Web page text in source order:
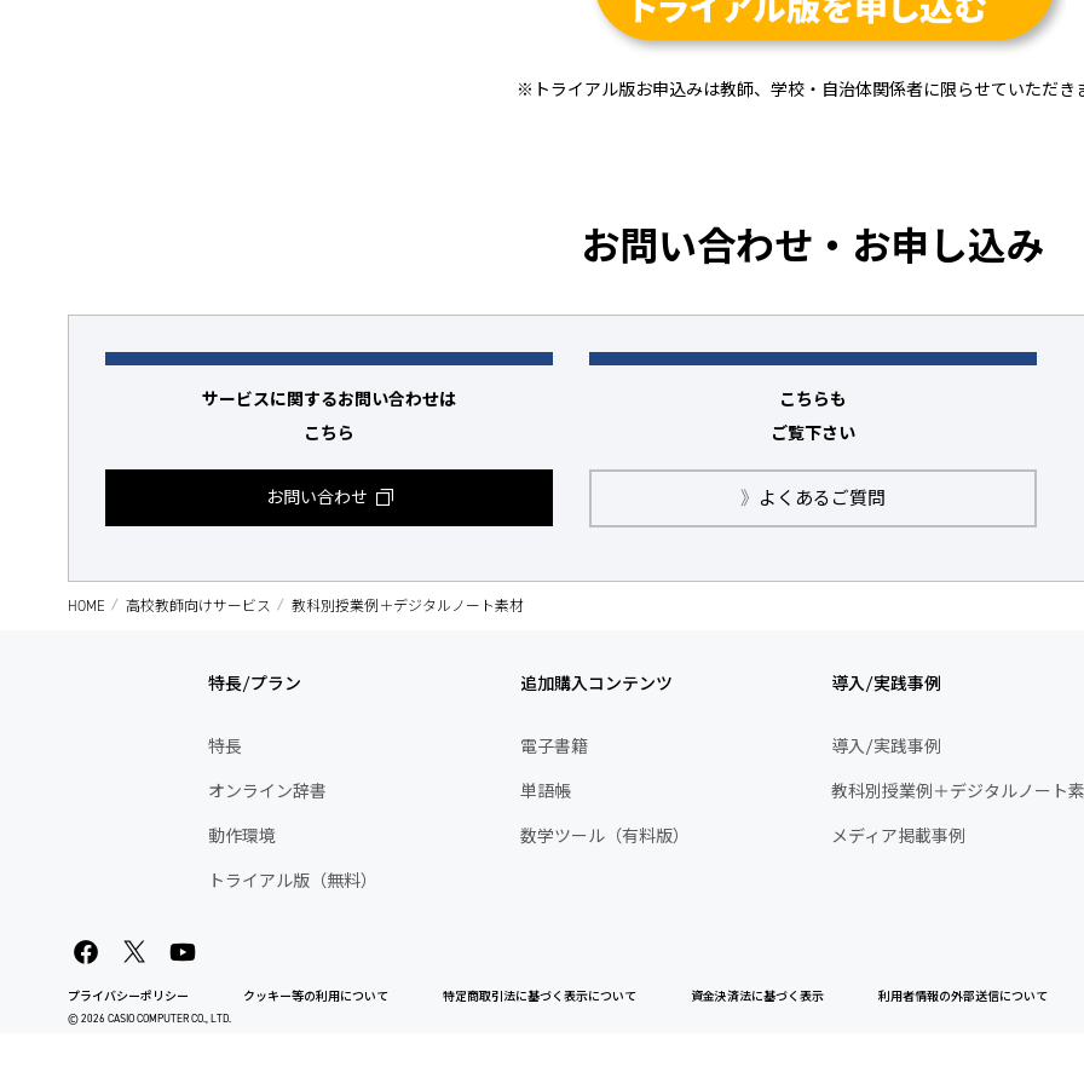
※トライアル版お申込みは教師、学校・自治体関係者に限らせていただき
お問い合わせ・お申し込み
サービスに関するお問い合わせは
こちら
お問い合わせ
こちらも
ご覧下さい
》 よくあるご質問
HOME 高校教師向けサービス 教科別授業例＋デジタルノート素材
特長/プラン
特長
オンライン辞書
動作環境
トライアル版（無料）
追加購入コンテンツ
電子書籍
単語帳
数学ツール（有料版）
導入/実践事例
導入/実践事例
教科別授業例＋デジタルノート
メディア掲載事例
プライバシーポリシー クッキー等の利用について 特定商取引法に基づく表示について 資金決済法に基づく表示 利用者情報の外部送信について
© 2026 CASIO COMPUTER CO., LTD.